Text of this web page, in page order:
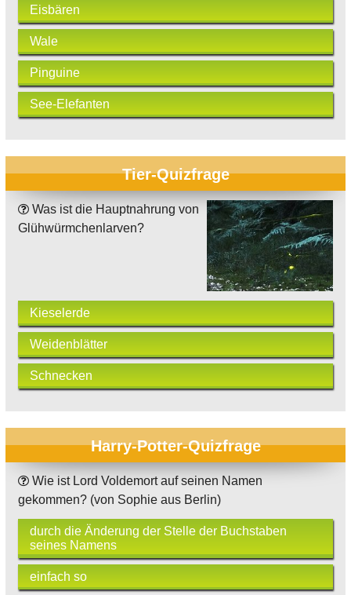
Eisbären
Wale
Pinguine
See-Elefanten
Tier-Quizfrage
Was ist die Hauptnahrung von
Glühwürmchenlarven?
Kieselerde
Weidenblätter
Schnecken
Harry-Potter-Quizfrage
Wie ist Lord Voldemort auf seinen Namen
gekommen? (von Sophie aus Berlin)
durch die Änderung der Stelle der Buchstaben
seines Namens
einfach so